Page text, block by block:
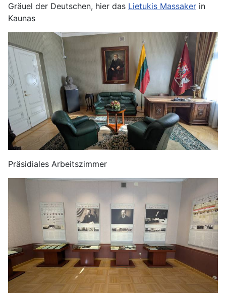
Gräuel der Deutschen, hier das Lietukis Massaker in
Kaunas
Präsidiales Arbeitszimmer